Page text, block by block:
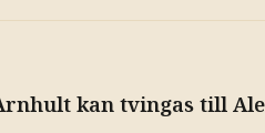
kan tvingas till